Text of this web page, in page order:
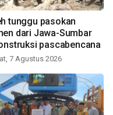
tunggu pasokan
dari Jawa-Sumbar
pascabencana
7 Agustus 2026